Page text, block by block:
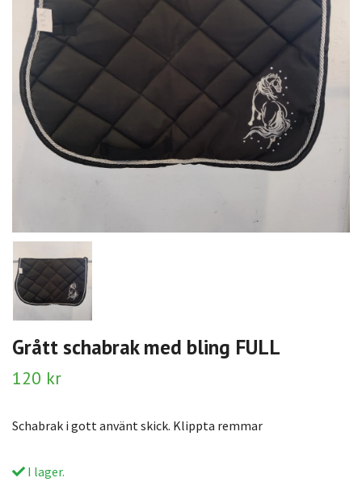
Grått schabrak med bling FULL
120 kr
Schabrak i gott använt skick. Klippta remmar
I lager.